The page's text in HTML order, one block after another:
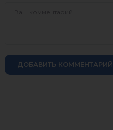
ДОБАВИТЬ КОММЕНТАРИЙ